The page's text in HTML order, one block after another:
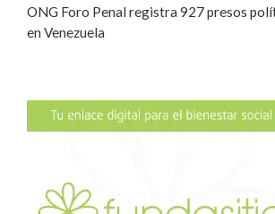
ONG Foro Penal registra 927 presos
en Venezuela